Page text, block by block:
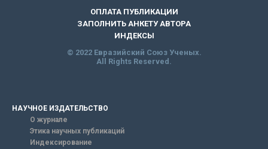
ОПЛАТА ПУБЛИКАЦИИ
ЗАПОЛНИТЬ АНКЕТУ АВТОРА
ИНДЕКСЫ
© 2022 Евразийский Союз Ученых.
All Rights Reserved.
НАУЧНОЕ ИЗДАТЕЛЬСТВО
О журнале
Этика научных публикаций
Индексирование